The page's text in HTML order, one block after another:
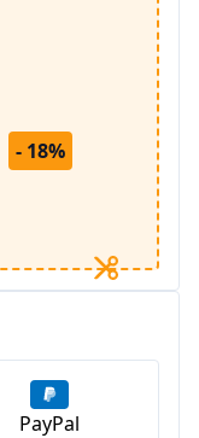
- 18%
PayPal